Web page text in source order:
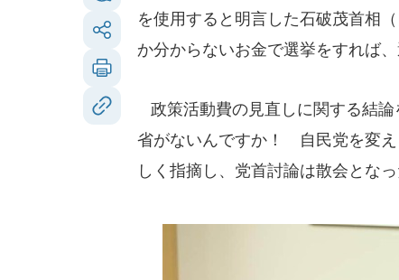
を使用すると明言した石破茂首相
か分からないお金で選挙をすれば
政策活動費の見直しに関する結
省がないんですか！ 自民党を変
しく指摘し、党首討論は散会となっ